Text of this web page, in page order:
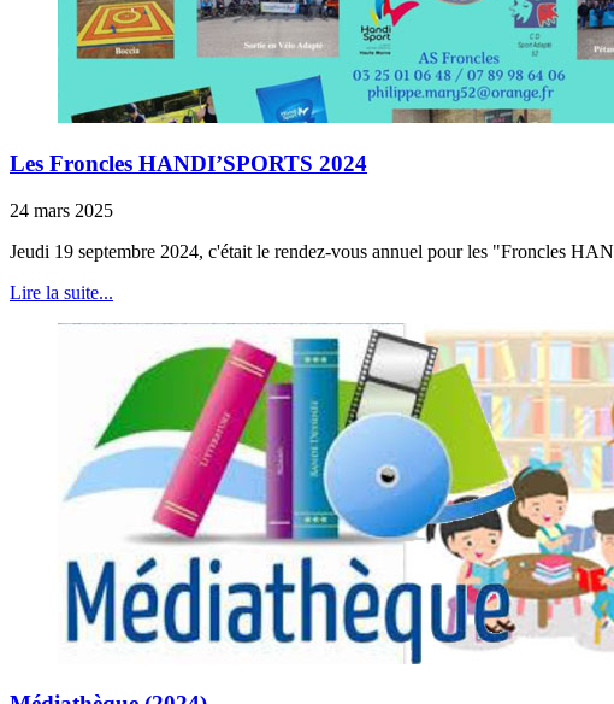
Les Froncles HANDI’SPORTS 2024
24 mars 2025
Jeudi 19 septembre 2024, c'était le rendez-vous annuel pour les "Froncles
Lire la suite...